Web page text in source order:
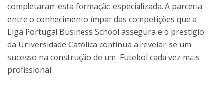
completaram esta formação especializada. A parceria
entre o conhecimento ímpar das competições que a
Liga Portugal Business School assegura e o prestígio
da Universidade Católica continua a revelar-se um
sucesso na construção de um Futebol cada vez mais
profissional.